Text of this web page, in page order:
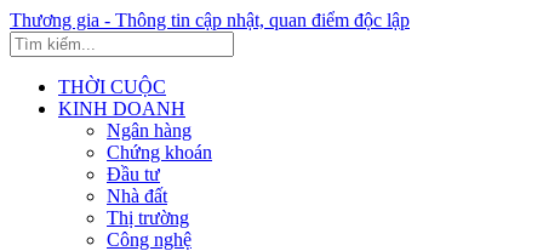
Thương gia - Thông tin cập nhật, quan điểm độc lập
THỜI CUỘC
KINH DOANH
Ngân hàng
Chứng khoán
Đầu tư
Nhà đất
Thị trường
Công nghệ